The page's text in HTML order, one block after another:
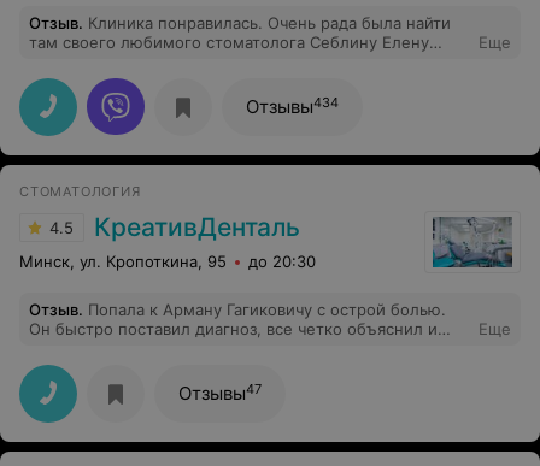
Отзыв. Клиника понравилась. Очень рада была найти
там своего любимого стоматолога Себлину Елену
Еще
Отзывы434
СТОМАТОЛОГИЯ
4.5 КреативДенталь
Минск, ул. Кропоткина, 95 до 20:30
Отзыв. Попала к Арману Гагиковичу с острой болью.
Он быстро поставил диагноз, все четко объяснил и
комфортно и безболезненно. Чувствуется, что он —
специалист с большой буквы, который использует
современные технологии и подходы. Очень
внимательный и тактичный. После визита к нему
пропал всякий страх перед стоматологами. Огромное
Еще
Отзывы47